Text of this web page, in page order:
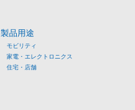
製品用途
モビリティ
家電・エレクトロニクス
住宅・店舗